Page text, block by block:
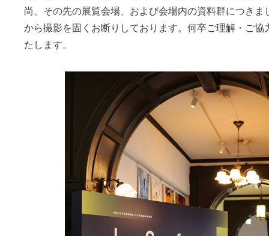
尚、その先の展覧会場、および会場内の資料群につきま
から撮影を固くお断りしております。何卒ご理解・ご協
たします。